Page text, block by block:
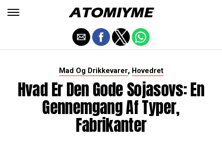
Mad Og Drikkevarer, Hovedret
Hvad Er Den Gode Sojasovs: En
Gennemgang Af Typer,
Fabrikanter